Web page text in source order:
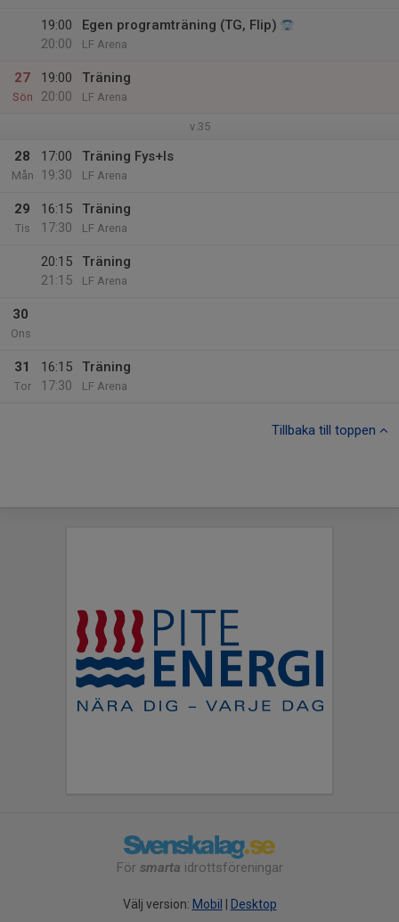
19:00
20:00
Egen programträning (TG, Flip)
LF Arena
27
Sön
19:00
20:00
Träning
LF Arena
v.35
28
Mån
17:00
19:30
Träning Fys+Is
LF Arena
29
Tis
16:15
17:30
Träning
LF Arena
20:15
21:15
Träning
LF Arena
30
Ons
31
Tor
16:15
17:30
Träning
LF Arena
Tillbaka till toppen
För smarta idrottsföreningar
Välj version: Mobil Desktop